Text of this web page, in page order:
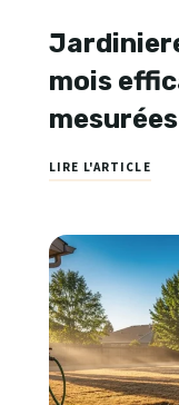
mois
mesurées
LIRE L'ARTICLE